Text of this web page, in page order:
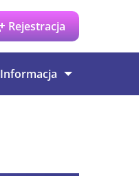
Rejestracja
Informacja